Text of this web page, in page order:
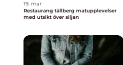
19. mar
Restaurang tällberg matupplevelser
med utsikt över siljan